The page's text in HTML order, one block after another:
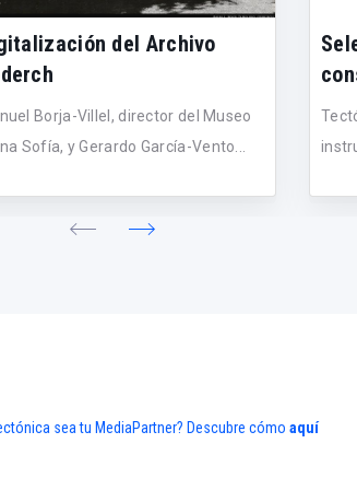
del Archivo
Borja-Villel, director del Museo
Sofía, y Gerardo García-Vento...
sea tu MediaPartner? Descubre cómo aquí